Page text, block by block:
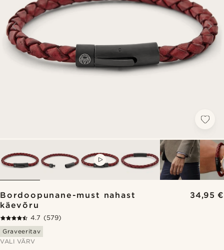
Bordoopunane-must nahast
käevõru
34,95 €
4.7 (579)
Graveeritav
VALI VÄRV